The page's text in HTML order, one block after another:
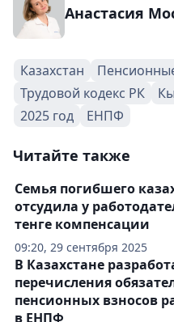
Анастасия
Казахстан
Трудовой кодекс РК
2025 год
ЕНПФ
Читайте также
09:20, 29 сентября 2025
Семья погибшего
отсудила у
тенге компенсации
В Казахстане
перечисления
пенсионных взносов
в ЕНПФ